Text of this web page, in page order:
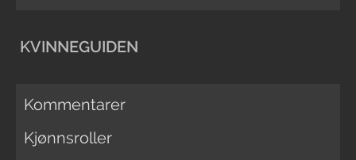
KVINNEGUIDEN
Kommentarer
Kjønnsroller